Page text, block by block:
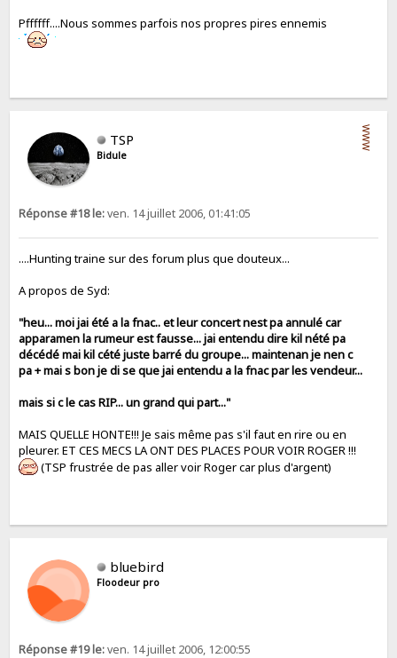
Pffffff....Nous sommes parfois nos propres pires ennemis
TSP
Bidule
WWW
Réponse #18 le:ven. 14 juillet 2006, 01:41:05
....Hunting traine sur des forum plus que douteux...
A propos de Syd:
"heu... moi jai été a la fnac.. et leur concert nest pa annulé car
apparamen la rumeur est fausse... jai entendu dire kil nété pa
décédé mai kil cété juste barré du groupe... maintenan je nen c
pa + mai s bon je di se que jai entendu a la fnac par les vendeur...
mais si c le cas RIP... un grand qui part..."
MAIS QUELLE HONTE!!! Je sais même pas s'il faut en rire ou en
pleurer. ET CES MECS LA ONT DES PLACES POUR VOIR ROGER !!!
(TSP frustrée de pas aller voir Roger car plus d'argent)
bluebird
Floodeur pro
Réponse #19 le:ven. 14 juillet 2006, 12:00:55